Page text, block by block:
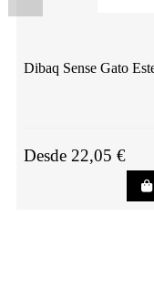
Dibaq Sense Gato
Desde 22,05 €